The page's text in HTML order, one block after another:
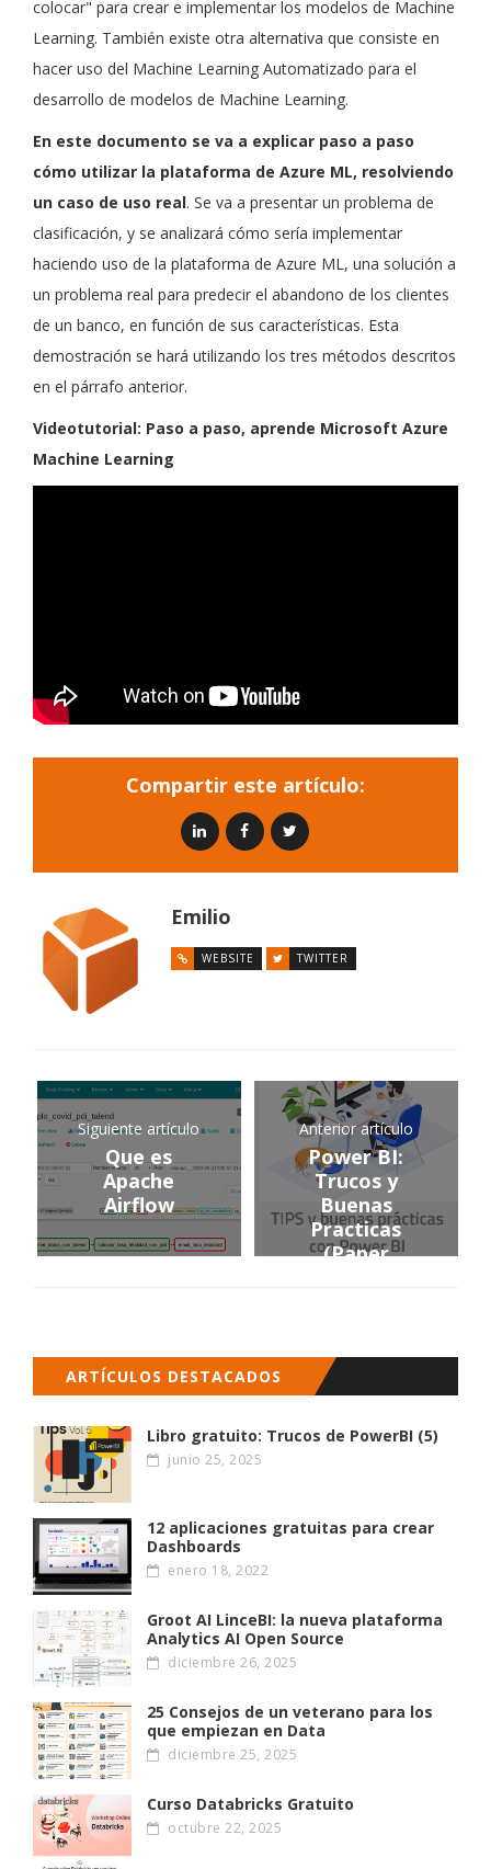
colocar" para crear e implementar los modelos de Machine
Learning. También existe otra alternativa que consiste en
hacer uso del Machine Learning Automatizado para el
desarrollo de modelos de Machine Learning.
En este documento se va a explicar paso a paso
cómo utilizar la plataforma de Azure ML, resolviendo
un caso de uso real. Se va a presentar un problema de
clasificación, y se analizará cómo sería implementar
haciendo uso de la plataforma de Azure ML, una solución a
un problema real para predecir el abandono de los clientes
de un banco, en función de sus características. Esta
demostración se hará utilizando los tres métodos descritos
en el párrafo anterior.
Videotutorial: Paso a paso, aprende Microsoft Azure
Machine Learning
Compartir este artículo:
Emilio
WEBSITE TWITTER
Siguiente artículo
Que es
Apache
Airflow
Anterior artículo
Power BI:
Trucos y
Buenas
Practicas
(Paper
ARTÍCULOS DESTACADOS
Libro gratuito: Trucos de PowerBI (5)
junio 25, 2025
12 aplicaciones gratuitas para crear
Dashboards
enero 18, 2022
Groot AI LinceBI: la nueva plataforma
Analytics AI Open Source
diciembre 26, 2025
25 Consejos de un veterano para los
que empiezan en Data
diciembre 25, 2025
Curso Databricks Gratuito
octubre 22, 2025